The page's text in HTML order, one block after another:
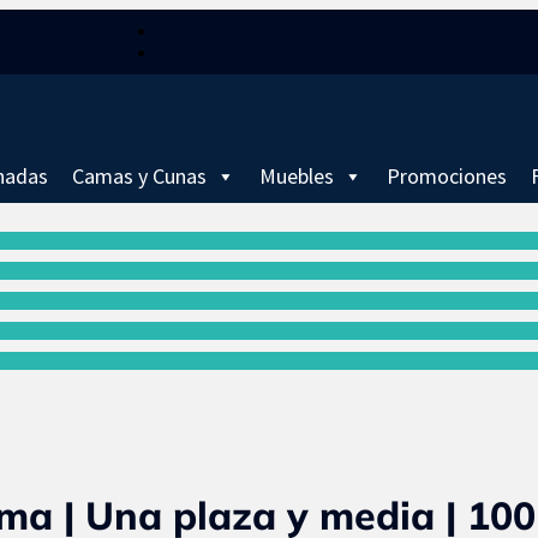
Camas y Cunas Muebles Promociones
| Una plaza y media |